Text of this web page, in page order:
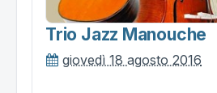
Trio Jazz Manouche
giovedì 18 agosto 2016